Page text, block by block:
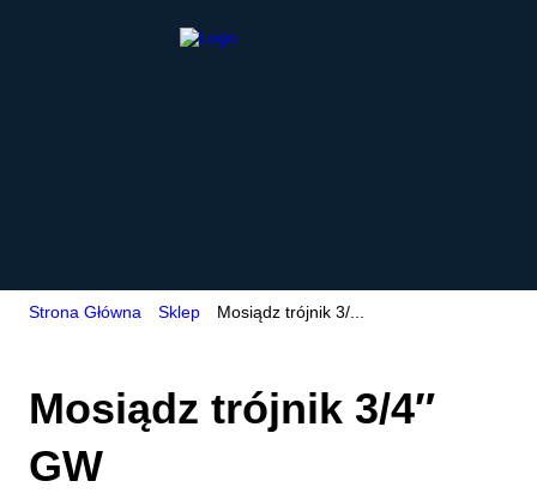
Strona Główna Sklep Mosiądz trójnik 3/...
Mosiądz trójnik 3/4″
GW